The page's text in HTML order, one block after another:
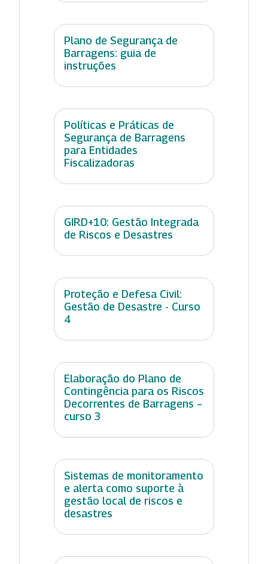
Plano de Segurança de
Barragens: guia de
instruções
Políticas e Práticas de
Segurança de Barragens
para Entidades
Fiscalizadoras
GIRD+10: Gestão Integrada
de Riscos e Desastres
Proteção e Defesa Civil:
Gestão de Desastre - Curso
4
Elaboração do Plano de
Contingência para os Riscos
Decorrentes de Barragens –
curso 3
Sistemas de monitoramento
e alerta como suporte à
gestão local de riscos e
desastres